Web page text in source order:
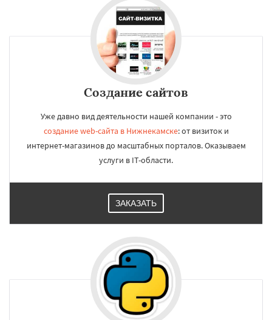
Создание сайтов
Уже давно вид деятельности нашей компании - это
создание web-сайта в Нижнекамске: от визиток и
интернет-магазинов до масштабных порталов. Оказываем
услуги в IT-области.
ЗАКАЗАТЬ